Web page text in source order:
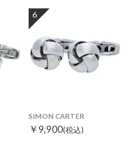
6
SIMON CARTER
￥9,900(税込)